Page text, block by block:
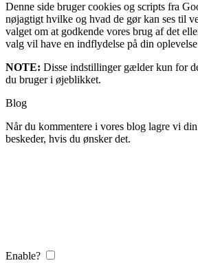
Denne side bruger cookies og scripts fra
nøjagtigt hvilke og hvad de gør kan ses til
valget om at godkende vores brug af det
valg vil have en indflydelse på din
NOTE: Disse indstillinger gælder kun for
du bruger i øjeblikket.
Blog
Når du kommentere i vores blog lagre vi
beskeder, hvis du ønsker det.
Enable?